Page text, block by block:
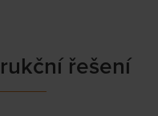
řešení